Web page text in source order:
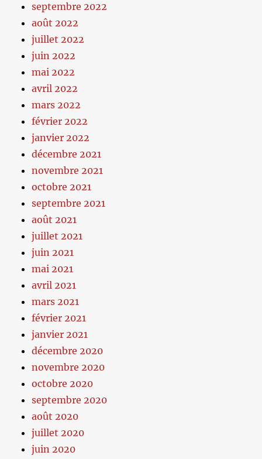
septembre 2022
août 2022
juillet 2022
juin 2022
mai 2022
avril 2022
mars 2022
février 2022
janvier 2022
décembre 2021
novembre 2021
octobre 2021
septembre 2021
août 2021
juillet 2021
juin 2021
mai 2021
avril 2021
mars 2021
février 2021
janvier 2021
décembre 2020
novembre 2020
octobre 2020
septembre 2020
août 2020
juillet 2020
juin 2020